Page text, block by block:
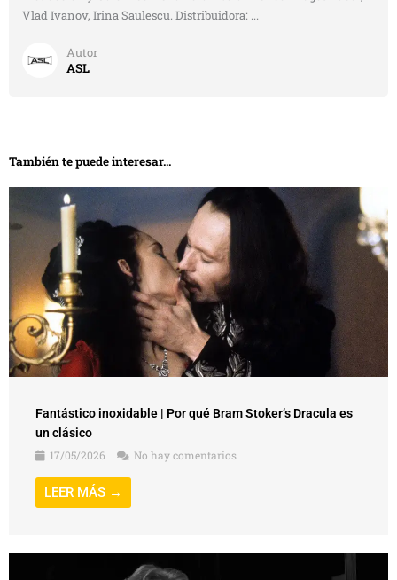
Vlad Ivanov, Irina Saulescu. Distribuidora: ...
Autor
ASL
También te puede interesar...
Fantástico inoxidable | Por qué Bram Stoker’s Dracula es
un clásico
17/05/2026
No hay comentarios
LEER MÁS →